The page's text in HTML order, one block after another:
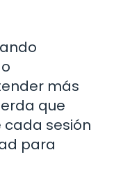
más
que
sesión
para